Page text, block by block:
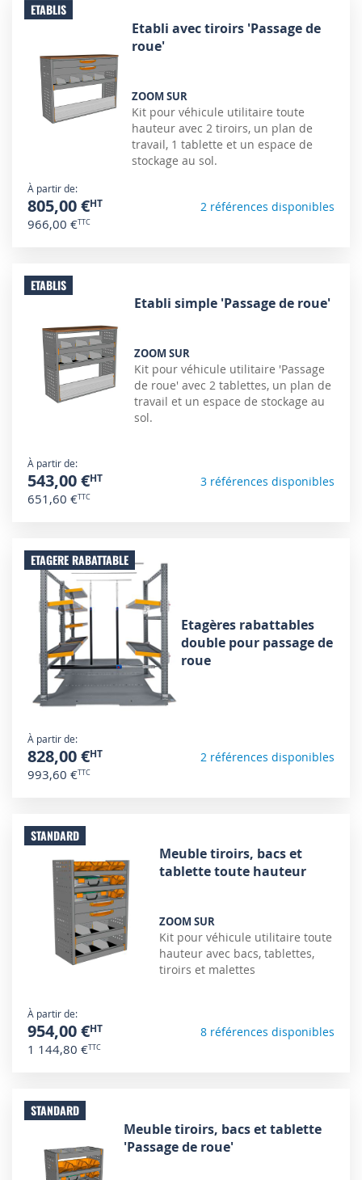
ETABLIS
Etabli avec tiroirs 'Passage de
roue'
ZOOM SUR
Kit pour véhicule utilitaire toute
hauteur avec 2 tiroirs, un plan de
travail, 1 tablette et un espace de
stockage au sol.
À partir de
805,00 €
966,00 €
2 références disponibles
ETABLIS
Etabli simple 'Passage de roue'
ZOOM SUR
Kit pour véhicule utilitaire 'Passage
de roue' avec 2 tablettes, un plan de
travail et un espace de stockage au
sol.
À partir de
543,00 €
651,60 €
3 références disponibles
ETAGERE RABATTABLE
Etagères rabattables
double pour passage de
roue
À partir de
828,00 €
993,60 €
2 références disponibles
STANDARD
Meuble tiroirs, bacs et
tablette toute hauteur
ZOOM SUR
Kit pour véhicule utilitaire toute
hauteur avec bacs, tablettes,
tiroirs et malettes
À partir de
954,00 €
1 144,80 €
8 références disponibles
STANDARD
Meuble tiroirs, bacs et tablette
'Passage de roue'